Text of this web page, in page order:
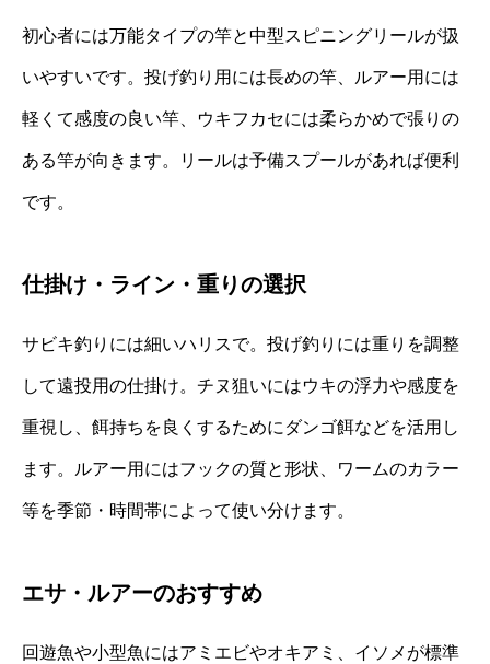
初心者には万能タイプの竿と中型スピニングリールが扱
いやすいです。投げ釣り用には長めの竿、ルアー用には
軽くて感度の良い竿、ウキフカセには柔らかめで張りの
ある竿が向きます。リールは予備スプールがあれば便利
です。
仕掛け・ライン・重りの選択
サビキ釣りには細いハリスで。投げ釣りには重りを調整
して遠投用の仕掛け。チヌ狙いにはウキの浮力や感度を
重視し、餌持ちを良くするためにダンゴ餌などを活用し
ます。ルアー用にはフックの質と形状、ワームのカラー
等を季節・時間帯によって使い分けます。
エサ・ルアーのおすすめ
回遊魚や小型魚にはアミエビやオキアミ、イソメが標準